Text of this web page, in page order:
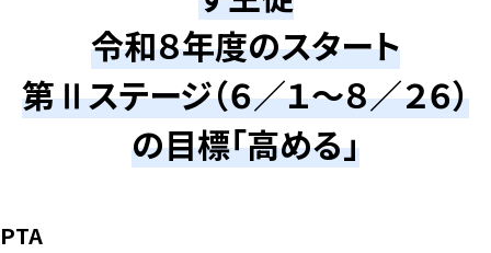
令和８年度のスタート
第Ⅱステージ（６／１～８／２６）
の目標「高める」
PTA